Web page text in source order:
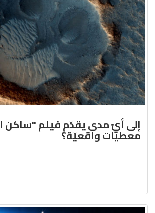
إلى أيّ مدى يقدّم فيلم "ساكن
معطيات واقعيّة؟